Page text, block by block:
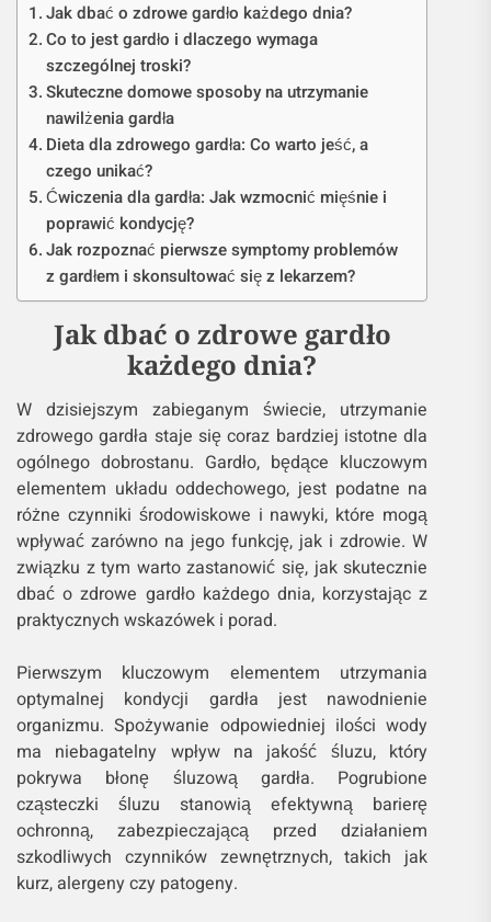
Jak dbać o zdrowe gardło każdego dnia?
Co to jest gardło i dlaczego wymaga
szczególnej troski?
Skuteczne domowe sposoby na utrzymanie
nawilżenia gardła
Dieta dla zdrowego gardła: Co warto jeść, a
czego unikać?
Ćwiczenia dla gardła: Jak wzmocnić mięśnie i
poprawić kondycję?
Jak rozpoznać pierwsze symptomy problemów
z gardłem i skonsultować się z lekarzem?
Jak dbać o zdrowe gardło
każdego dnia?
W dzisiejszym zabieganym świecie, utrzymanie
zdrowego gardła staje się coraz bardziej istotne dla
ogólnego dobrostanu. Gardło, będące kluczowym
elementem układu oddechowego, jest podatne na
różne czynniki środowiskowe i nawyki, które mogą
wpływać zarówno na jego funkcję, jak i zdrowie. W
związku z tym warto zastanowić się, jak skutecznie
dbać o zdrowe gardło każdego dnia, korzystając z
praktycznych wskazówek i porad.
Pierwszym kluczowym elementem utrzymania
optymalnej kondycji gardła jest nawodnienie
organizmu. Spożywanie odpowiedniej ilości wody
ma niebagatelny wpływ na jakość śluzu, który
pokrywa błonę śluzową gardła. Pogrubione
cząsteczki śluzu stanowią efektywną barierę
ochronną, zabezpieczającą przed działaniem
szkodliwych czynników zewnętrznych, takich jak
kurz, alergeny czy patogeny.